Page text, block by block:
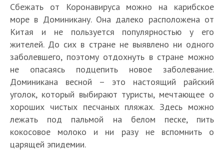
Сбежать от Коронавируса можно на карибское
море в Доминикану. Она далеко расположена от
Китая и не пользуется популярностью у его
жителей. До сих в стране не выявлено ни одного
заболевшего, поэтому отдохнуть в стране можно
не опасаясь подцепить новое заболевание.
Доминикана весной – это настоящий райский
уголок, который выбирают туристы, мечтающее о
хороших чистых песчаных пляжах. Здесь можно
лежать под пальмой на белом песке, пить
кокосовое молоко и ни разу не вспомнить о
царящей эпидемии.